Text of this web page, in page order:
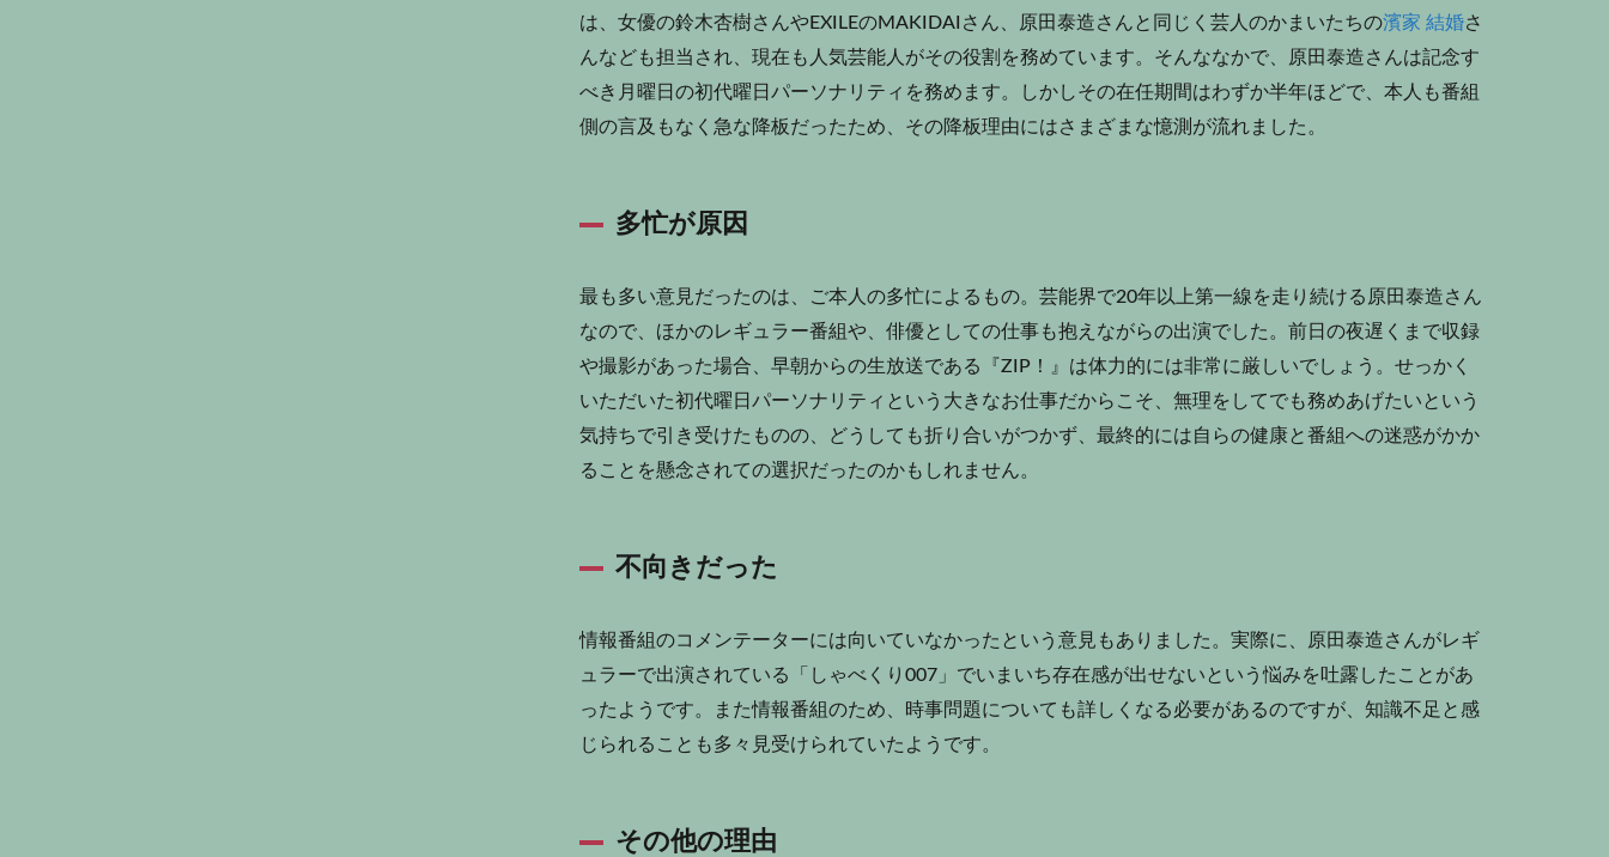
は、女優の鈴木杏樹さんやEXILEのMAKIDAIさん、原田泰造さんと同じく芸人のかまいたちの濱家 結婚さ
んなども担当され、現在も人気芸能人がその役割を務めています。そんななかで、原田泰造さんは記念す
べき月曜日の初代曜日パーソナリティを務めます。しかしその在任期間はわずか半年ほどで、本人も番組
側の言及もなく急な降板だったため、その降板理由にはさまざまな憶測が流れました。
多忙が原因
最も多い意見だったのは、ご本人の多忙によるもの。芸能界で20年以上第一線を走り続ける原田泰造さん
なので、ほかのレギュラー番組や、俳優としての仕事も抱えながらの出演でした。前日の夜遅くまで収録
や撮影があった場合、早朝からの生放送である『ZIP！』は体力的には非常に厳しいでしょう。せっかく
いただいた初代曜日パーソナリティという大きなお仕事だからこそ、無理をしてでも務めあげたいという
気持ちで引き受けたものの、どうしても折り合いがつかず、最終的には自らの健康と番組への迷惑がかか
ることを懸念されての選択だったのかもしれません。
不向きだった
情報番組のコメンテーターには向いていなかったという意見もありました。実際に、原田泰造さんがレギ
ュラーで出演されている「しゃべくり007」でいまいち存在感が出せないという悩みを吐露したことがあ
ったようです。また情報番組のため、時事問題についても詳しくなる必要があるのですが、知識不足と感
じられることも多々見受けられていたようです。
その他の理由